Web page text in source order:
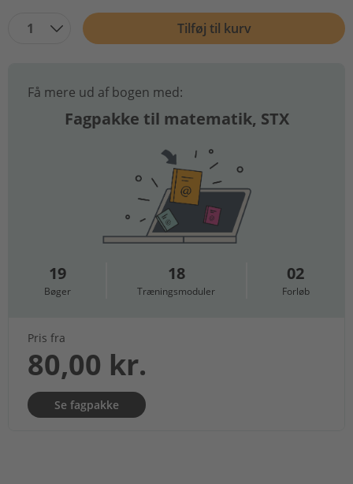
1 Tilføj til kurv
Få mere ud af bogen med:
Fagpakke til matematik, STX
19
Bøger
18
Træningsmoduler
02
Forløb
Pris fra
80,00 kr.
Se fagpakke